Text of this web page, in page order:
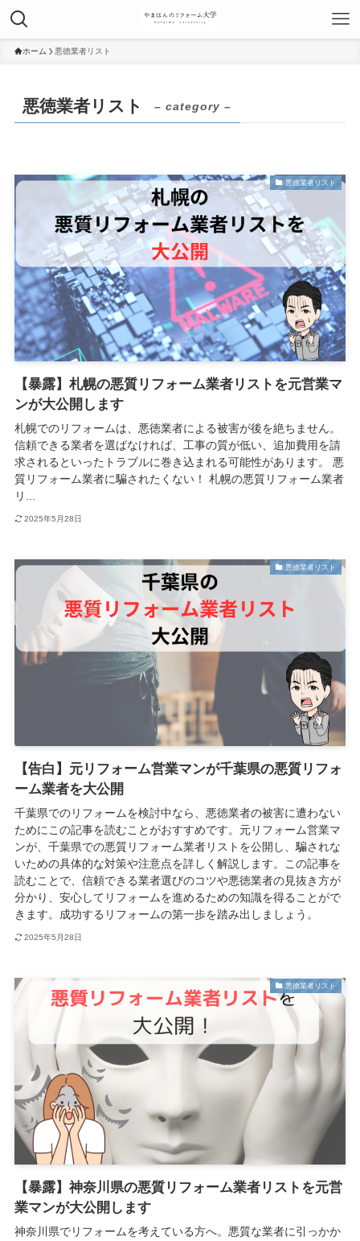
ホーム 悪徳業者リスト
悪徳業者リスト – category –
悪徳業者リスト
【暴露】札幌の悪質リフォーム業者リストを元営業マ
ンが大公開します
札幌でのリフォームは、悪徳業者による被害が後を絶ちません。
信頼できる業者を選ばなければ、工事の質が低い、追加費用を請
求されるといったトラブルに巻き込まれる可能性があります。 悪
質リフォーム業者に騙されたくない！ 札幌の悪質リフォーム業者
リ...
2025年5月28日
悪徳業者リスト
【告白】元リフォーム営業マンが千葉県の悪質リフォ
ーム業者を大公開
千葉県でのリフォームを検討中なら、悪徳業者の被害に遭わない
ためにこの記事を読むことがおすすめです。元リフォーム営業マ
ンが、千葉県での悪質リフォーム業者リストを公開し、騙されな
いための具体的な対策や注意点を詳しく解説します。この記事を
読むことで、信頼できる業者選びのコツや悪徳業者の見抜き方が
分かり、安心してリフォームを進めるための知識を得ることがで
きます。成功するリフォームの第一歩を踏み出しましょう。
2025年5月28日
悪徳業者リスト
【暴露】神奈川県の悪質リフォーム業者リストを元営
業マンが大公開します
神奈川県でリフォームを考えている方へ。悪質な業者に引っかか